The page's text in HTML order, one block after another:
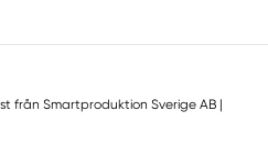
frånSmartproduktion Sverige AB |